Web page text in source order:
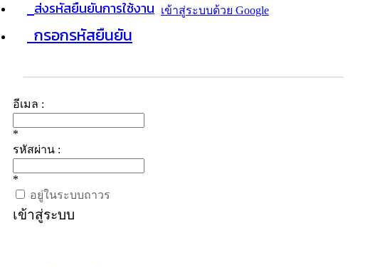
ส่งรหัสยืนยันการใช้งาน
กรอกรหัสยืนยัน
เข้าสู่ระบบด้วย Google
อีเมล :
*
รหัสผ่าน :
*
อยู่ในระบบถาวร
เข้าสู่ระบบ